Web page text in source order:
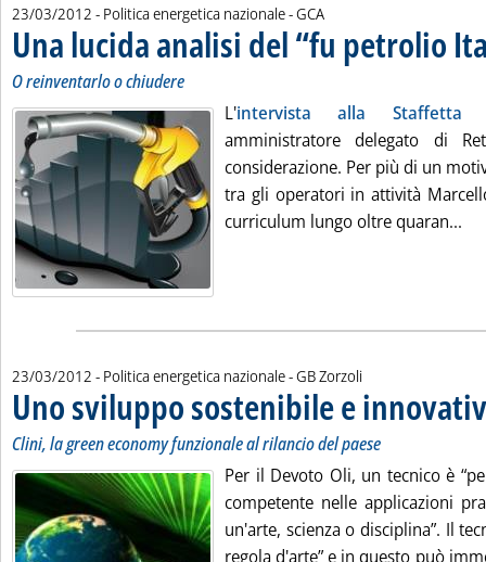
23/03/2012 - Politica energetica nazionale -di:
GCA
Una lucida analisi del “fu petrolio
O reinventarlo o chiudere
L'intervista alla Staffetta
amministratore delegato di
considerazione. Per più di un
tra gli operatori in attività
curriculum lungo oltre quaran...
23/03/2012 - Politica energetica nazionale -di:
GB Zorzoli
Uno sviluppo sostenibile e
Clini, la green economy funzionale al rilancio del paese
Per il Devoto Oli, un tecnico è
competente nelle applicazioni
un'arte, scienza o disciplina”. Il
regola d'arte” e in questo può